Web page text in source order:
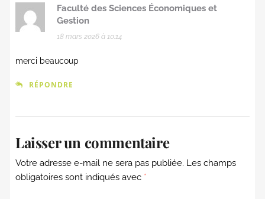
Faculté des Sciences Économiques et
Gestion
18 mars 2026 à 10:14
merci beaucoup
RÉPONDRE
Laisser un commentaire
Votre adresse e-mail ne sera pas publiée. Les champs
obligatoires sont indiqués avec *